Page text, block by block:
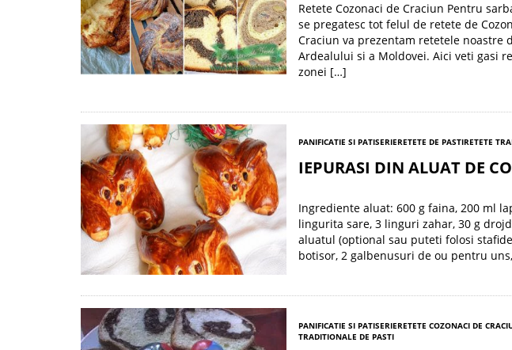
Retete Cozonaci de Craciun Pentru
se pregatesc tot felul de retete de
Craciun va prezentam retetele noastre
Ardealului si a Moldovei. Aici veti gasi
zonei […]
PANIFICATIE SI PATISERIERETETE DE PASTIRETETE
IEPURASI DIN ALUAT DE
Ingrediente aluat: 600 g faina, 200 ml
lingurita sare, 3 linguri zahar, 30 g
aluatul (optional sau puteti folosi
botisor, 2 galbenusuri de ou pentru
PANIFICATIE SI PATISERIERETETE COZONACI DE
TRADITIONALE DE PASTI